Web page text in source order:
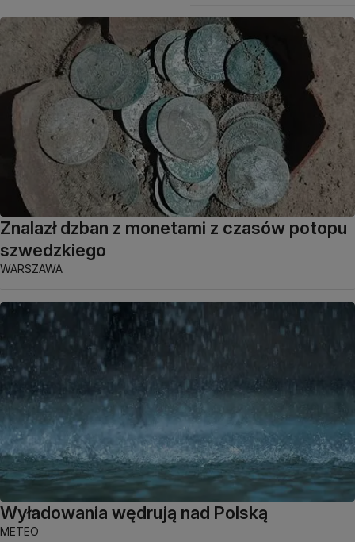
Znalazł dzban z monetami z czasów potopu
szwedzkiego
WARSZAWA
Wyładowania wędrują nad Polską
METEO